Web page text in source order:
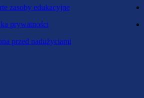
zasoby edukacyjne
prywatności
przed nadużyciami